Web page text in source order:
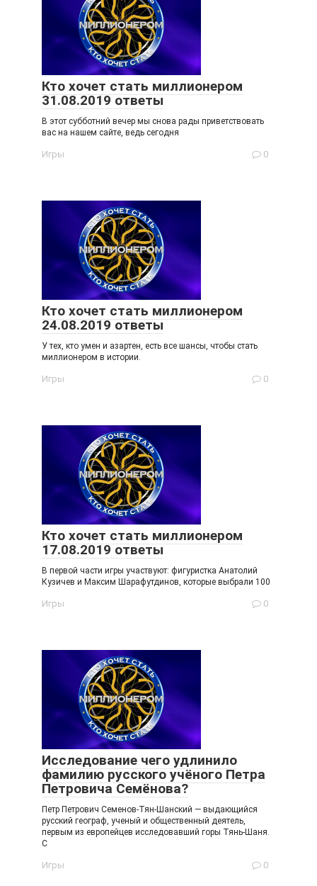
Кто хочет стать миллионером
31.08.2019 ответы
В этот субботний вечер мы снова рады приветствовать
вас на нашем сайте, ведь сегодня
Игры 0
Кто хочет стать миллионером
24.08.2019 ответы
У тех, кто умен и азартен, есть все шансы, чтобы стать
миллионером в истории.
Игры 0
Кто хочет стать миллионером
17.08.2019 ответы
В первой части игры участвуют: фигуристка Анатолий
Кузичев и Максим Шарафутдинов, которые выбрали 100
Игры 0
Исследование чего удлинило
фамилию русского учёного Петра
Петровича Семёнова?
Петр Петрович Семенов-Тян-Шанский — выдающийся
русский географ, ученый и общественный деятель,
первым из европейцев исследовавший горы Тянь-Шаня.
C
Игры 0